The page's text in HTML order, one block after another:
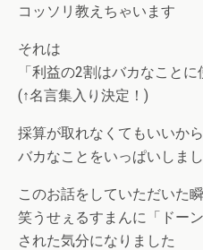
コッソリ教えちゃいます
それは
「利益の2割はバカなことに
(↑名言集入り決定！)
採算が取れなくてもいいから
バカなことをいっぱいしま
このお話をしていただいた瞬
笑うせぇるすまんに「ドーン
された気分になりました